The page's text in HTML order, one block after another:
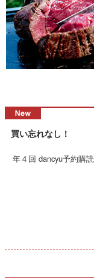
買い忘れなし！
年４回 dancyu予約購読